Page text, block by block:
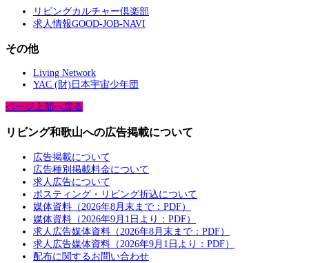
リビングカルチャー倶楽部
求人情報GOOD-JOB-NAVI
その他
Living Network
YAC (財)日本宇宙少年団
ページ上部へ戻る
リビング和歌山への広告掲載について
広告掲載について
広告種別掲載料金について
求人広告について
ポスティング・リビング折込について
媒体資料（2026年8月末まで：PDF）
媒体資料（2026年9月1日より：PDF）
求人広告媒体資料（2026年8月末まで：PDF）
求人広告媒体資料（2026年9月1日より：PDF）
配布に関するお問い合わせ